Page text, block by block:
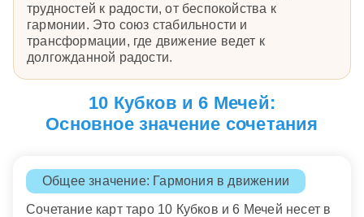
трудностей к радости, от беспокойства к
гармонии. Это союз стабильности и
трансформации, где движение ведет к
долгожданной радости.
10 Кубков и 6 Мечей:
Основное значение сочетания
Общее значение: Гармония в движении
Сочетание карт таро 10 Кубков и 6 Мечей несет в